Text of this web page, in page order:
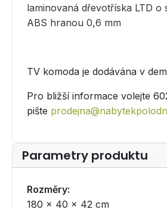
laminovaná dřevotříska LTD o
ABS hranou 0,6 mm
TV komoda je dodávána v
Pro bližší informace volejte
pište
Parametry produktu
Rozměry:
180 × 40 × 42 cm